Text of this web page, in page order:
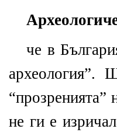
че в
археология”.
не ги е